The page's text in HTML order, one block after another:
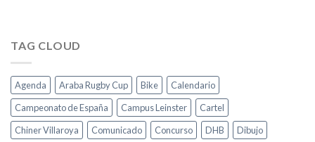
TAG CLOUD
Agenda Araba Rugby Cup Bike
Calendario
Campeonato de España
Campus Leinster
Cartel
Chiner Villaroya
Comunicado Concurso DHB
Dibujo